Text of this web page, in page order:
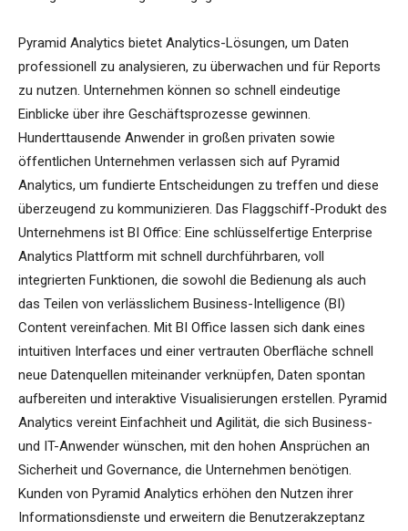
Pyramid Analytics bietet Analytics-Lösungen, um Daten
professionell zu analysieren, zu überwachen und für Reports
zu nutzen. Unternehmen können so schnell eindeutige
Einblicke über ihre Geschäftsprozesse gewinnen.
Hunderttausende Anwender in großen privaten sowie
öffentlichen Unternehmen verlassen sich auf Pyramid
Analytics, um fundierte Entscheidungen zu treffen und diese
überzeugend zu kommunizieren. Das Flaggschiff-Produkt des
Unternehmens ist BI Office: Eine schlüsselfertige Enterprise
Analytics Plattform mit schnell durchführbaren, voll
integrierten Funktionen, die sowohl die Bedienung als auch
das Teilen von verlässlichem Business-Intelligence (BI)
Content vereinfachen. Mit BI Office lassen sich dank eines
intuitiven Interfaces und einer vertrauten Oberfläche schnell
neue Datenquellen miteinander verknüpfen, Daten spontan
aufbereiten und interaktive Visualisierungen erstellen. Pyramid
Analytics vereint Einfachheit und Agilität, die sich Business-
und IT-Anwender wünschen, mit den hohen Ansprüchen an
Sicherheit und Governance, die Unternehmen benötigen.
Kunden von Pyramid Analytics erhöhen den Nutzen ihrer
Informationsdienste und erweitern die Benutzerakzeptanz